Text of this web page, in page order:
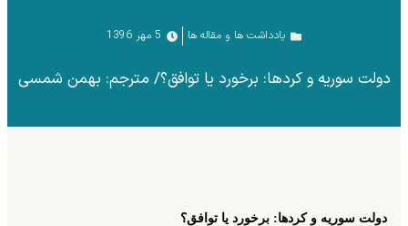
یادداشت ها و مقاله ها 5 مهر 1396
دولت سوریه و کردها: برخورد یا توافق؟/ مترجم: بهمن شمسی
دولت سوریه و کردها: برخورد یا توافق؟